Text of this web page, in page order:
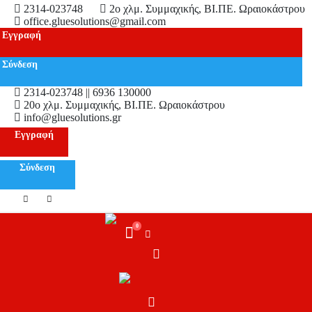
2314-023748
2ο χλμ. Συμμαχικής, ΒΙ.ΠΕ. Ωραιοκάστρου
office.gluesolutions@gmail.com
Εγγραφή
Σύνδεση
2314-023748 || 6936 130000
20ο χλμ. Συμμαχικής, ΒΙ.ΠΕ. Ωραιοκάστρου
info@gluesolutions.gr
Εγγραφή
Σύνδεση
0